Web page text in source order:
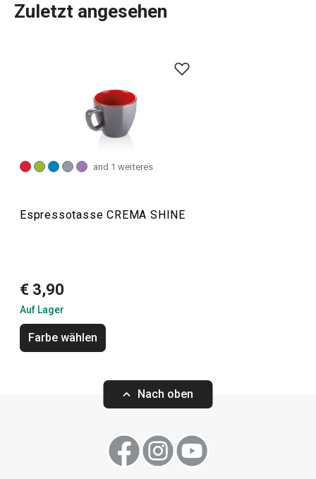
ihr schlichtes, elegantes Design und die zarte Cremefarbe
Vielzahl von Geschirr zum Servieren von heißen und kalten
Getränken, wieTeller Tassen
Gläser für Getränke
Produktlinie gehören auch die CREMA SHINE Tassen und
Becher, die mit ihren satten Pastellfarben begeistern.
Zuletzt angesehen
and 1 weiteres
Espressotasse CREMA SHINE
€ 3,90
Auf Lager
Farbe wählen
Nach oben